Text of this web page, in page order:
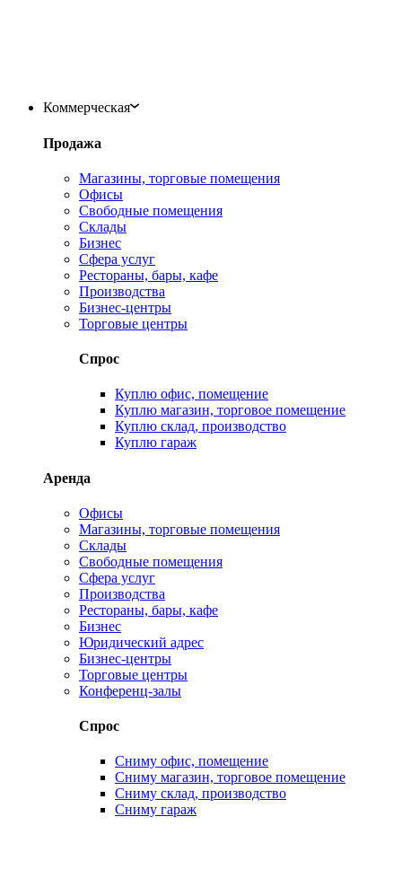
Коммерческая
Продажа
Магазины, торговые помещения
Офисы
Свободные помещения
Склады
Бизнес
Сфера услуг
Рестораны, бары, кафе
Производства
Бизнес-центры
Торговые центры
Спрос
Куплю офис, помещение
Куплю магазин, торговое помещение
Куплю склад, производство
Куплю гараж
Аренда
Офисы
Магазины, торговые помещения
Склады
Свободные помещения
Сфера услуг
Производства
Рестораны, бары, кафе
Бизнес
Юридический адрес
Бизнес-центры
Торговые центры
Конференц-залы
Спрос
Сниму офис, помещение
Сниму магазин, торговое помещение
Сниму склад, производство
Сниму гараж